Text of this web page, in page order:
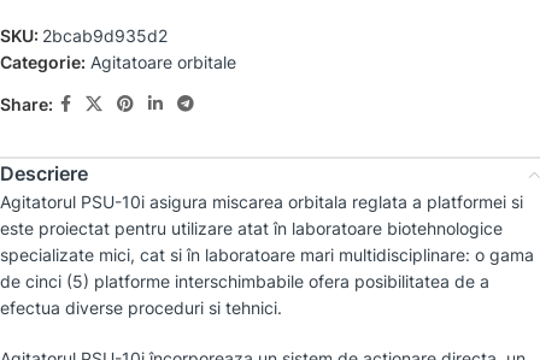
SKU: 2bcab9d935d2
Categorie: Agitatoare orbitale
Share:
Descriere
Agitatorul PSU-10i asigura miscarea orbitala reglata a platformei si
este proiectat pentru utilizare atat în laboratoare biotehnologice
specializate mici, cat si în laboratoare mari multidisciplinare: o gama
de cinci (5) platforme interschimbabile ofera posibilitatea de a
efectua diverse proceduri si tehnici.